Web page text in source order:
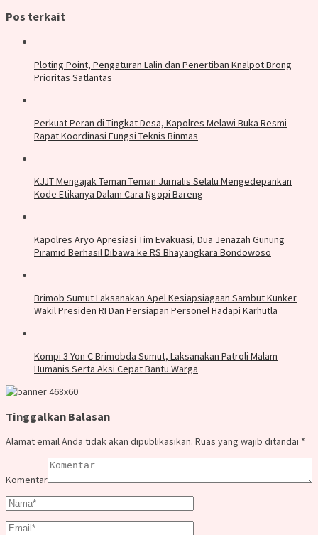
Pos terkait
Ploting Point, Pengaturan Lalin dan Penertiban Knalpot Brong
Prioritas Satlantas
Perkuat Peran di Tingkat Desa, Kapolres Melawi Buka Resmi
Rapat Koordinasi Fungsi Teknis Binmas
KJJT Mengajak Teman Teman Jurnalis Selalu Mengedepankan
Kode Etikanya Dalam Cara Ngopi Bareng
Kapolres Aryo Apresiasi Tim Evakuasi, Dua Jenazah Gunung
Piramid Berhasil Dibawa ke RS Bhayangkara Bondowoso
Brimob Sumut Laksanakan Apel Kesiapsiagaan Sambut Kunker
Wakil Presiden RI Dan Persiapan Personel Hadapi Karhutla
Kompi 3 Yon C Brimobda Sumut, Laksanakan Patroli Malam
Humanis Serta Aksi Cepat Bantu Warga
Tinggalkan Balasan
Alamat email Anda tidak akan dipublikasikan. Ruas yang wajib ditandai *
Komentar